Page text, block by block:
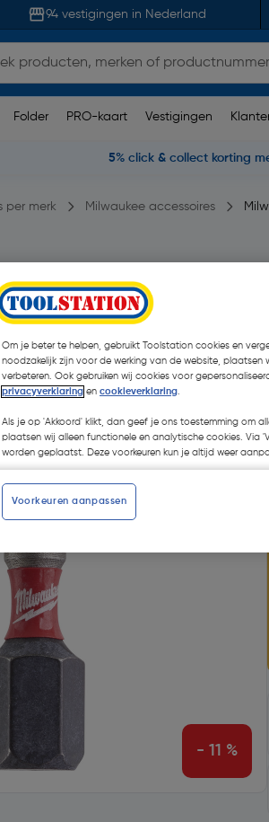
94 vestigingen in Nederland
Folder PRO-kaart Vestigingen
5% click & collect korting
per merk Milwaukee accessoires
SL0,6x25mm
385 opmerking(en)
- 11 %
Om je beter te helpen, gebruikt Toolstation cookies en
noodzakelijk zijn voor de werking van de website,
verbeteren. Ook gebruiken wij cookies voor
privacyverklaring en cookieverklaring.
Als je op 'Akkoord' klikt, dan geef je ons toestemming om
plaatsen wij alleen functionele en analytische cookies. Via
worden geplaatst. Deze voorkeuren kun je altijd weer
Voorkeuren aanpassen